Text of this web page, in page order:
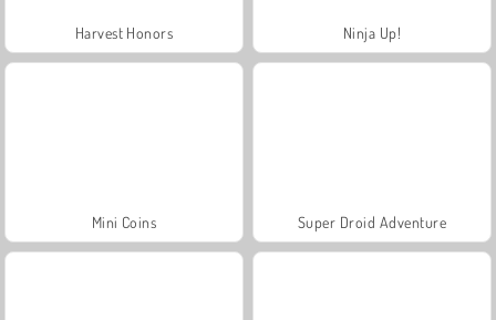
Harvest Honors Ninja Up!
Mini Coins Super Droid Adventure